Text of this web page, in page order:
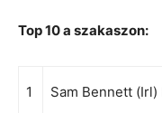
Top 10 a szakaszon:
1 Sam Bennett